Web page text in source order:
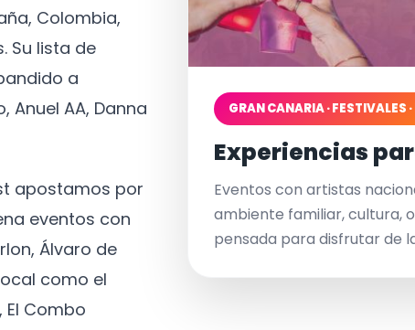
Colombia,
Su lista de
a
Anuel AA, Danna
apostamos por
eventos con
Álvaro de
como el
El Combo
GRAN CANARIA · FESTIVALES
Experiencias
Eventos con artistas
ambiente familiar, cultura,
pensada para disfrutar de